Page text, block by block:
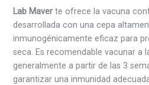
Lab Maver te ofrece la vacuna
desarrollada con una cepa
inmunogénicamente eficaz para
seca. Es recomendable vacunar a
generalmente a partir de las 3
garantizar una inmunidad